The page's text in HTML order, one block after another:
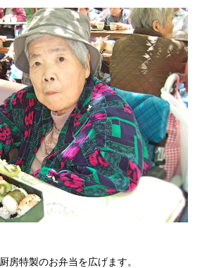
厨房特製のお弁当を広げます。